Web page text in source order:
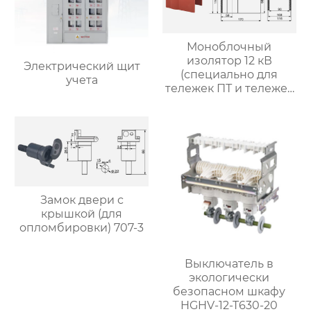
Электрический щит
учета
Моноблочный
изолятор 12 кВ
(специально для
тележек ПТ и тележек
Замок двери с
крышкой (для
опломбировки) 707-3
Выключатель в
экологически
безопасном шкафу
HGHV-12-T630-20